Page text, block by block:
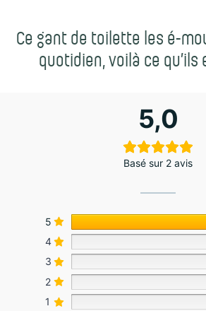
Ce gant de toilette les é-
quotidien, voilà ce qu’ils
5,0
Basé sur 2 avis
5
4
3
2
1